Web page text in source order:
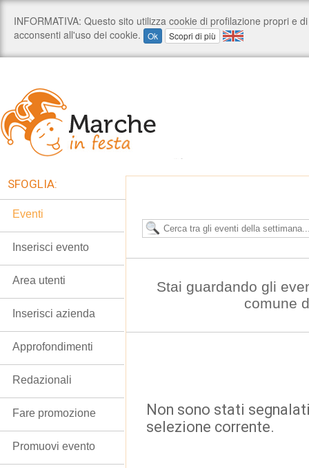
Stai guardando gli
comune
Non sono stati
selezione corrente.
SFOGLIA:
Eventi
Inserisci evento
Area utenti
Inserisci azienda
Approfondimenti
Redazionali
Fare promozione
Promuovi evento